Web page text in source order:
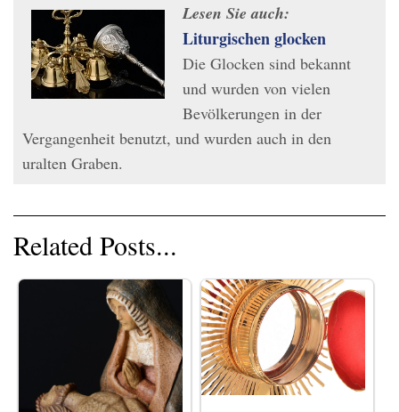
Lesen Sie auch:
Liturgischen glocken
Die Glocken sind bekannt
und wurden von vielen
Bevölkerungen in der
Vergangenheit benutzt, und wurden auch in den
uralten Graben.
Related Posts...